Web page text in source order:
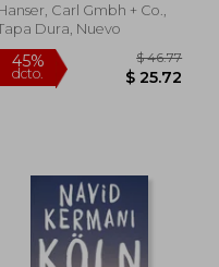
Carl Gmbh + Co.,
Dura, Nuevo